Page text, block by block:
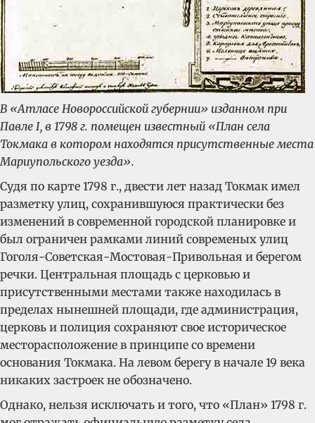
В «Атласе Новороссийской губернии» изданном при
Павле І, в 1798 г. помещен известный «План села
Токмака в котором находятся присутственные места
Мариупольского уезда».
Судя по карте 1798 г., двести лет назад Токмак имел
разметку улиц, сохранившуюся практически без
изменений в современной городской планировке и
был ограничен рамками линий современых улиц
Гоголя-Советская-Мостовая-Привольная и берегом
речки. Центральная площадь с церковью и
присутственными местами также находилась в
пределах нынешней площади, где администрация,
церковь и полиция сохраняют свое историческое
месторасположение в принципе со времени
основания Токмака. На левом берегу в начале 19 века
никаких застроек не обозначено.
Однако, нельзя исключать и того, что «План» 1798 г.